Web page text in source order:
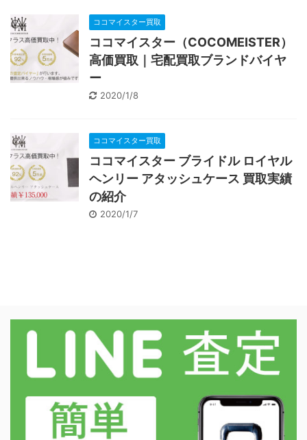
ココマイスター買取
ココマイスター（COCOMEISTER）
高価買取｜宅配買取ブランドバイヤ
ー
2020/1/8
ココマイスター買取
ココマイスター ブライドル ロイヤル
ヘンリー アタッシュケース 買取実績
の紹介
2020/1/7